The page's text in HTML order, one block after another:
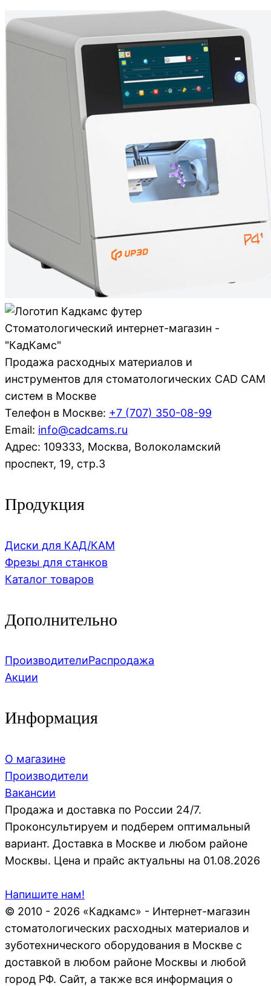
Стоматологический интернет-магазин -
"КадКамс"
Продажа расходных материалов и
инструментов для стоматологических CAD CAM
систем в Москве
Телефон в Москве: +7 (707) 350-08-99
Email: info@cadcams.ru
Адрес: 109333, Москва, Волоколамский
проспект, 19, стр.3
Продукция
Диски для КАД/КАМ
Фрезы для станков
Каталог товаров
Дополнительно
ПроизводителиРаспродажа
Акции
Информация
О магазине
Производители
Вакансии
Продажа и доставка по России 24/7.
Проконсультируем и подберем оптимальный
вариант. Доставка в Москве и любом районе
Москвы. Цена и прайс актуальны на 01.08.2026
Напишите нам!
© 2010 - 2026 «Кадкамс» - Интернет-магазин
стоматологических расходных материалов и
зуботехнического оборудования в Москве с
доставкой в любом районе Москвы и любой
город РФ. Сайт, а также вся информация о